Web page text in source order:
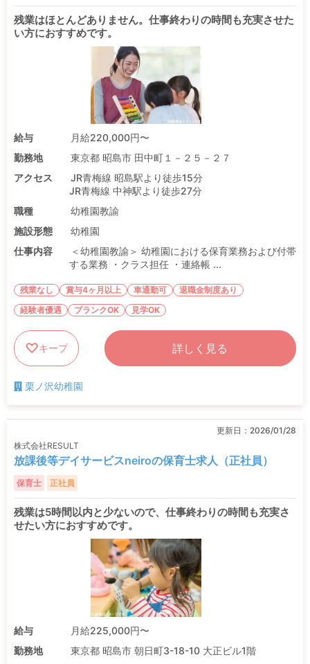
残業はほとんどありません。仕事終わりの時間も充実させた
い方におすすめです。
給与
月給220,000円〜
勤務地
東京都 昭島市 田中町１－２５－２７
アクセス
JR青梅線 昭島駅より徒歩15分
JR青梅線 中神駅より徒歩27分
職種
幼稚園教諭
施設形態
幼稚園
仕事内容
＜幼稚園教諭＞ 幼稚園における保育業務および付帯
する業務 ・クラス担任 ・連絡帳 ...
残業なし 賞与4ヶ月以上 車通勤可
退職金制度あり
経験者優遇
ブランクOK 見学OK
キープ 詳しく見る
栗ノ沢幼稚園
更新日： 2026/01/28
株式会社RESULT
放課後等デイサービスneiroの保育士求人（正社員）
保育士 正社員
残業は5時間以内と少ないので、仕事終わりの時間も充実さ
せたい方におすすめです。
給与
月給225,000円〜
勤務地
東京都 昭島市 朝日町3-18-10 大正ビル1階